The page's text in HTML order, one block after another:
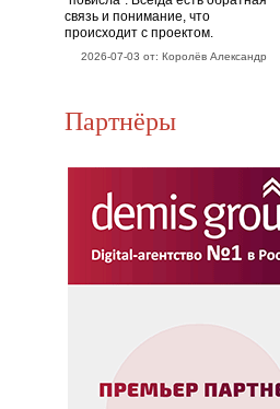
связь и понимание, что
происходит с проектом.
2026-07-03 от: Королёв Александр
Партнёры